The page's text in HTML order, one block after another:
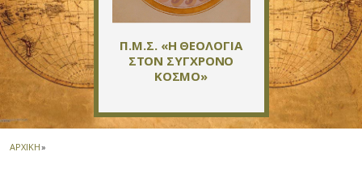
Π.Μ.Σ. «Η ΘΕΟΛΟΓΙΑ
ΣΤΟΝ ΣΥΓΧΡΟΝΟ
ΚΟΣΜΟ»
ΑΡΧΙΚΗ»